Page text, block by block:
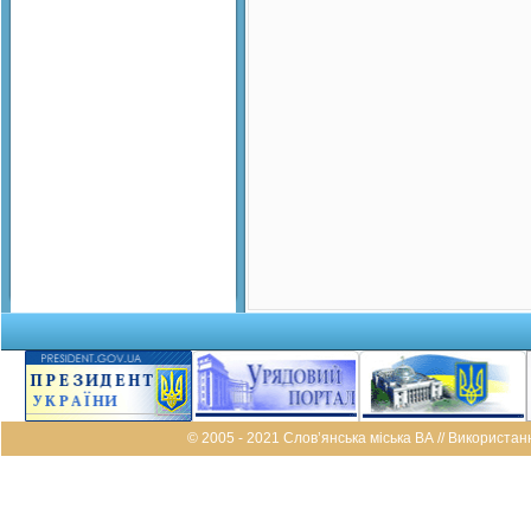
© 2005 - 2021 Слов’янська міська ВА //